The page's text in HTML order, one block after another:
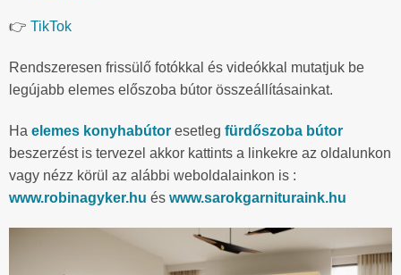
👉 TikTok
Rendszeresen frissülő fotókkal és videókkal mutatjuk be
legújabb elemes előszoba bútor összeállításainkat.
Ha elemes konyhabútor esetleg fürdőszoba bútor
beszerzést is tervezel akkor kattints a linkekre az oldalunkon
vagy nézz körül az alábbi weboldalainkon is :
www.robinagyker.hu és www.sarokgarnituraink.hu